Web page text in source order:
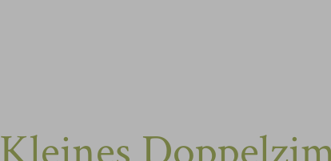
Kleines